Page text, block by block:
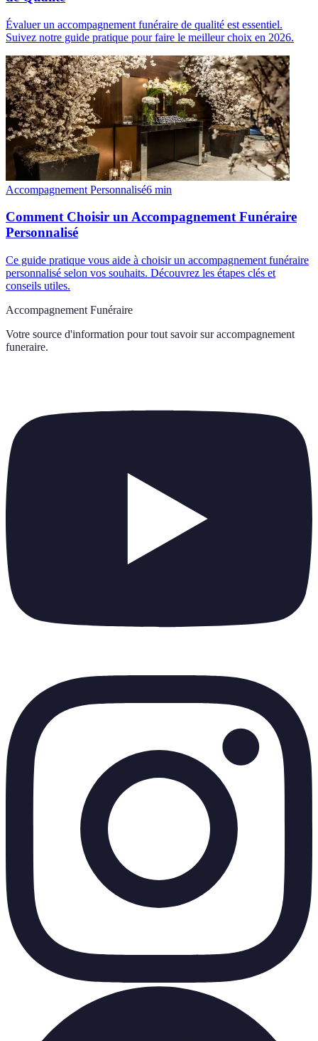
Évaluer un accompagnement funéraire de qualité est essentiel.
Suivez notre guide pratique pour faire le meilleur choix en 2026.
Accompagnement Personnalisé6 min
Comment Choisir un Accompagnement Funéraire
Personnalisé
Ce guide pratique vous aide à choisir un accompagnement funéraire
personnalisé selon vos souhaits. Découvrez les étapes clés et
conseils utiles.
Accompagnement Funéraire
Votre source d'information pour tout savoir sur accompagnement
funeraire.